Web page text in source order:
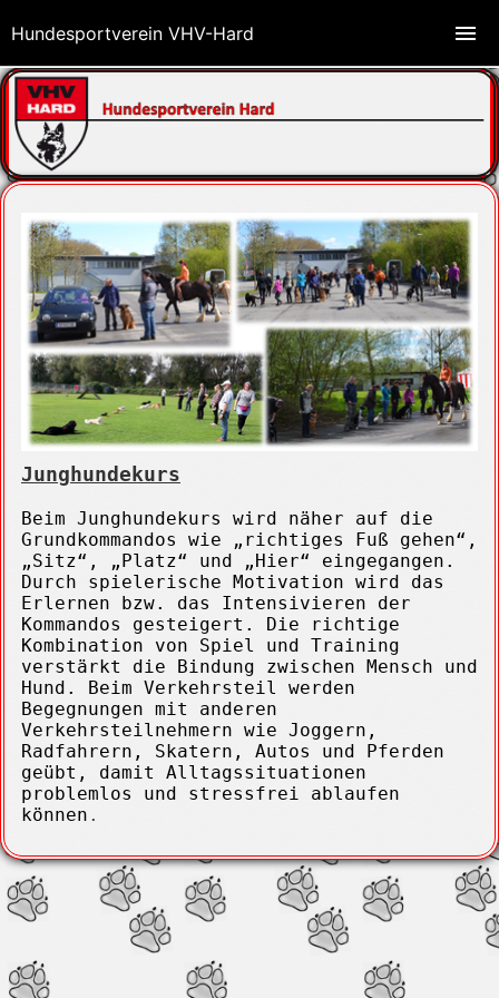
Junghundekurs
Beim Junghundekurs wird näher auf die
Grundkommandos wie „richtiges Fuß gehen“,
„Sitz“, „Platz“ und „Hier“ eingegangen.
Durch spielerische Motivation wird das
Erlernen bzw. das Intensivieren der
Kommandos gesteigert. Die richtige
Kombination von Spiel und Training
verstärkt die Bindung zwischen Mensch und
Hund. Beim Verkehrsteil werden
Begegnungen mit anderen
Verkehrsteilnehmern wie Joggern,
Radfahrern, Skatern, Autos und Pferden
geübt, damit Alltagssituationen
problemlos und stressfrei ablaufen
können .
Hundesportverein VHV-Hard